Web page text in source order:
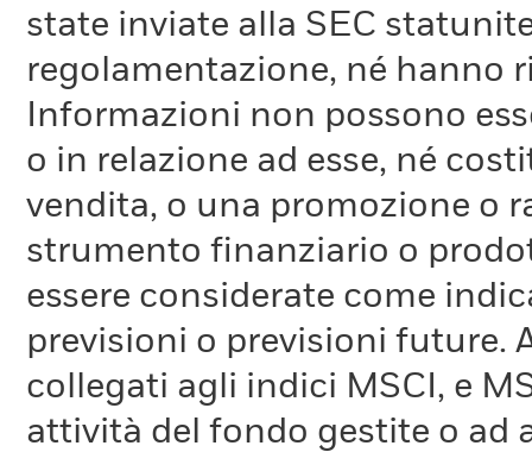
state inviate alla SEC
regolamentazione, né hanno
Informazioni non possono
o in relazione ad esse, né
vendita, o una promozione o
strumento finanziario o
essere considerate come
previsioni o previsioni future.
collegati agli indici MSCI, e
attività del fondo gestite o ad